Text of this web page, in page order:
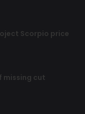
Scorpio price
missing cut